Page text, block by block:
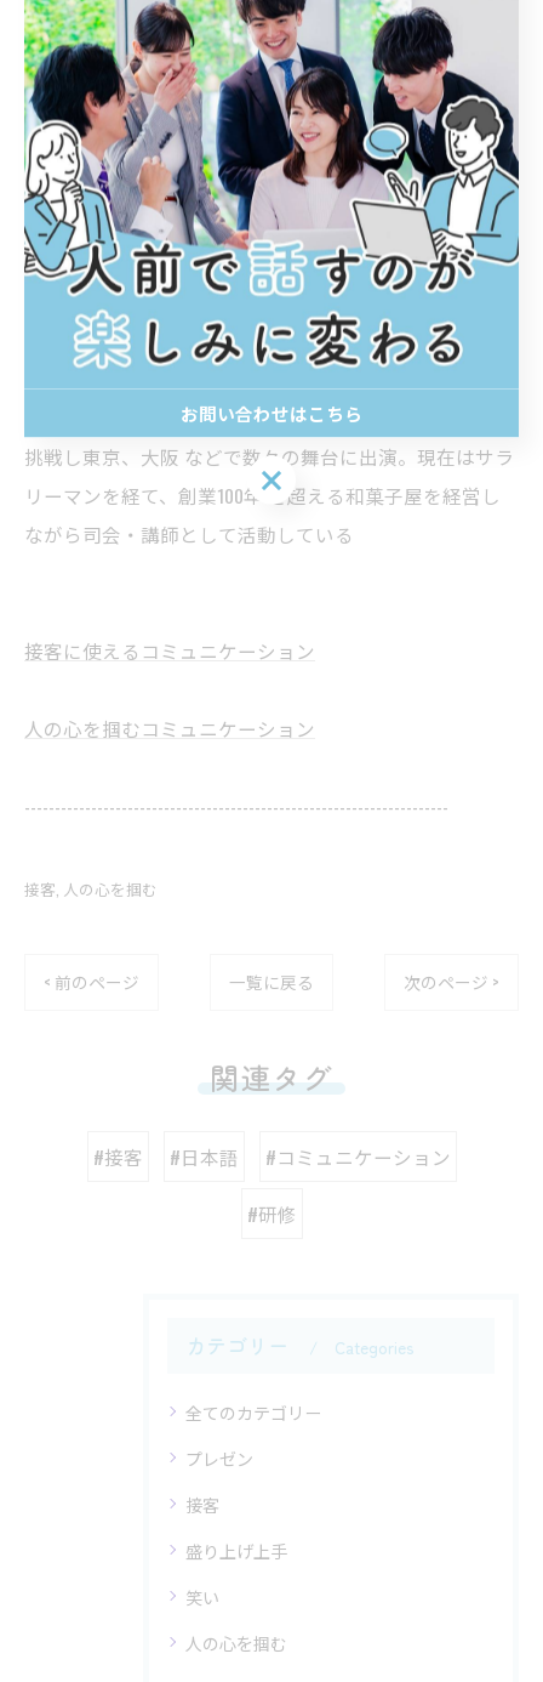
----------------------------------------------------------------------
黒田くろお
有限会社近江屋本舗 代表取締役 社長
ショーリュー堂 代表 タメニー株式会社（東証マザ
ーズ上場）新人司会者育成講師
フリーランスでのＭＣ＆研修講師 愛知県岡崎市出身。２
１歳の時、芸能界への夢を諦められず大学を 中退し上
京。お笑いタレント事務所に所属。ピン芸人黒田くろお
としてデビュー。その後、お笑いコンビとして数々のお
笑いライブ に出演。お笑い以外にも演劇や即興芝居にも
挑戦し東京、大阪 などで数々の舞台に出演。現在はサラ
リーマンを経て、創業100年 を超える和菓子屋を経営し
ながら司会・講師として活動している
接客に使えるコミュニケーション
人の心を掴むコミュニケーション
----------------------------------------------------------------------
接客 人の心を掴む
< 前のページ 一覧に戻る 次のページ >
関連タグ
#接客 #日本語 #コミュニケーション
#研修
カテゴリー Categories
全てのカテゴリー
プレゼン
接客
盛り上げ上手
笑い
人の心を掴む
お問い合わせはこちら
お問い合わせはこちら